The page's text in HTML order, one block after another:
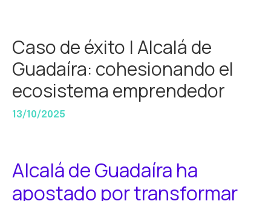
Caso de éxito | Alcalá de
Guadaíra: cohesionando el
ecosistema emprendedor
13/10/2025
Alcalá de Guadaíra ha
apostado por transformar